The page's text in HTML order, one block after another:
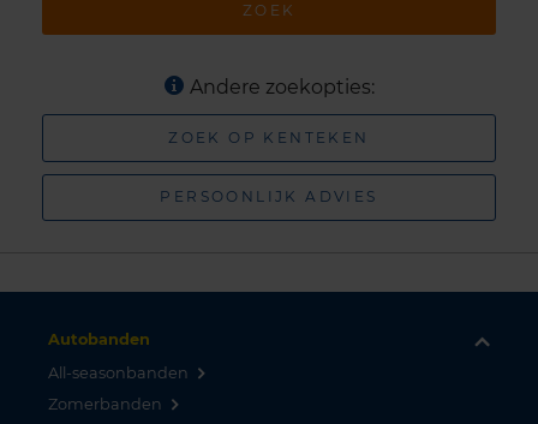
ZOEK
Andere zoekopties:
ZOEK OP KENTEKEN
PERSOONLIJK ADVIES
Autobanden
All-seasonbanden
Zomerbanden